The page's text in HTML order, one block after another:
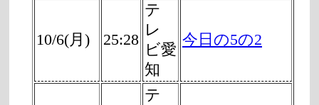
10/6(月) 25:28
テ
レ
ビ愛
知
今日の5の2
テ